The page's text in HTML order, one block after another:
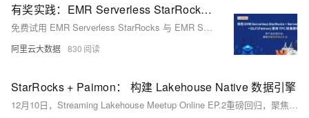
有奖实践：EMR Serverless StarRocks × Serverless Spark x DLF 共探 TPC 极致性能
免费试用 EMR Serverless StarRocks 与 EMR Serverless Spark，体验“实时分析冠军”与“批处理之神”的极致性能表现！
阿里云大数据 830
StarRocks + Paimon： 构建 Lakehouse Native 数据引擎
12月10日，Streaming Lakehouse Meetup Online EP.2重磅回归，聚焦StarRocks与Apache Paimon深度集成，探讨Lakehouse Native数据引擎的构建。活动涵盖架构统一、多源联邦分析、性能优化及可观测性提升，助力企业打造高效实时湖仓一体平台。